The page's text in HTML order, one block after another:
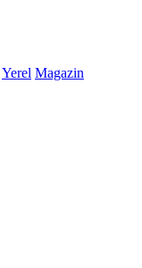
Yerel Magazin